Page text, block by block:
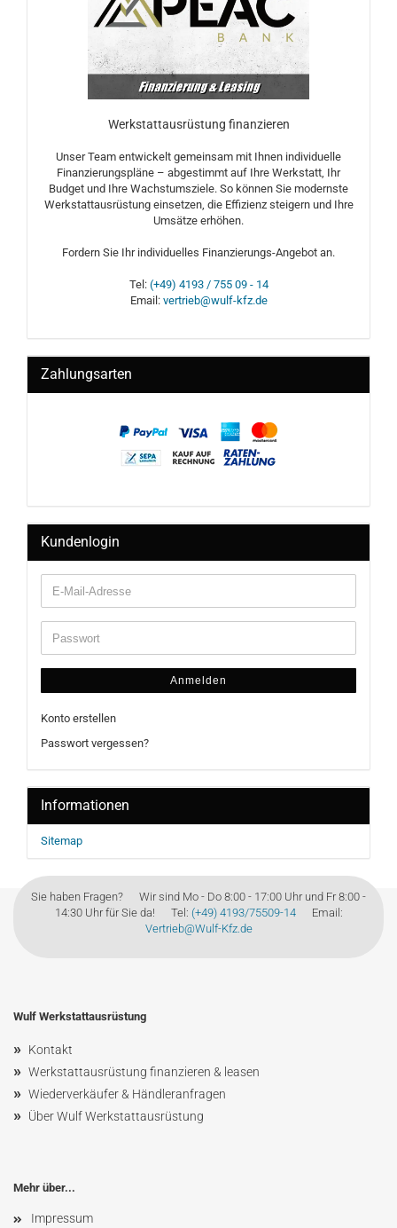
Werkstattausrüstung finanzieren
Unser Team entwickelt gemeinsam mit Ihnen individuelle
Finanzierungspläne – abgestimmt auf Ihre Werkstatt, Ihr
Budget und Ihre Wachstumsziele. So können Sie modernste
Werkstattausrüstung einsetzen, die Effizienz steigern und Ihre
Umsätze erhöhen.
Fordern Sie Ihr individuelles Finanzierungs-Angebot an.
Tel: (+49) 4193 / 755 09 - 14
Email: vertrieb@wulf-kfz.de
Zahlungsarten
Kundenlogin
Anmelden
Konto erstellen
Passwort vergessen?
Informationen
Sitemap
Sie haben Fragen? Wir sind Mo - Do 8:00 - 17:00 Uhr und Fr 8:00 -
14:30 Uhr für Sie da! Tel: (+49) 4193/75509-14Email:
Vertrieb@Wulf-Kfz.de
Wulf Werkstattausrüstung
» Kontakt
» Werkstattausrüstung finanzieren & leasen
» Wiederverkäufer & Händleranfragen
» Über Wulf Werkstattausrüstung
Mehr über...
Impressum